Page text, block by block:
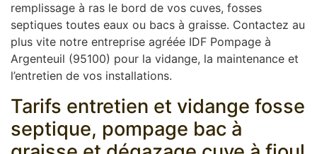
remplissage à ras le bord de vos cuves, fosses
septiques toutes eaux ou bacs à graisse. Contactez au
plus vite notre entreprise agréée IDF Pompage à
Argenteuil (95100) pour la vidange, la maintenance et
l’entretien de vos installations.
Tarifs entretien et vidange fosse
septique, pompage bac à